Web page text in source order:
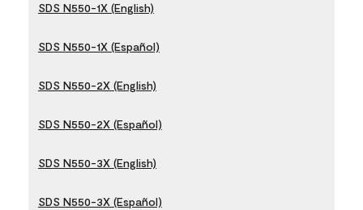
SDS N550-1X (English)
SDS N550-1X (Español)
SDS N550-2X (English)
SDS N550-2X (Español)
SDS N550-3X (English)
SDS N550-3X (Español)